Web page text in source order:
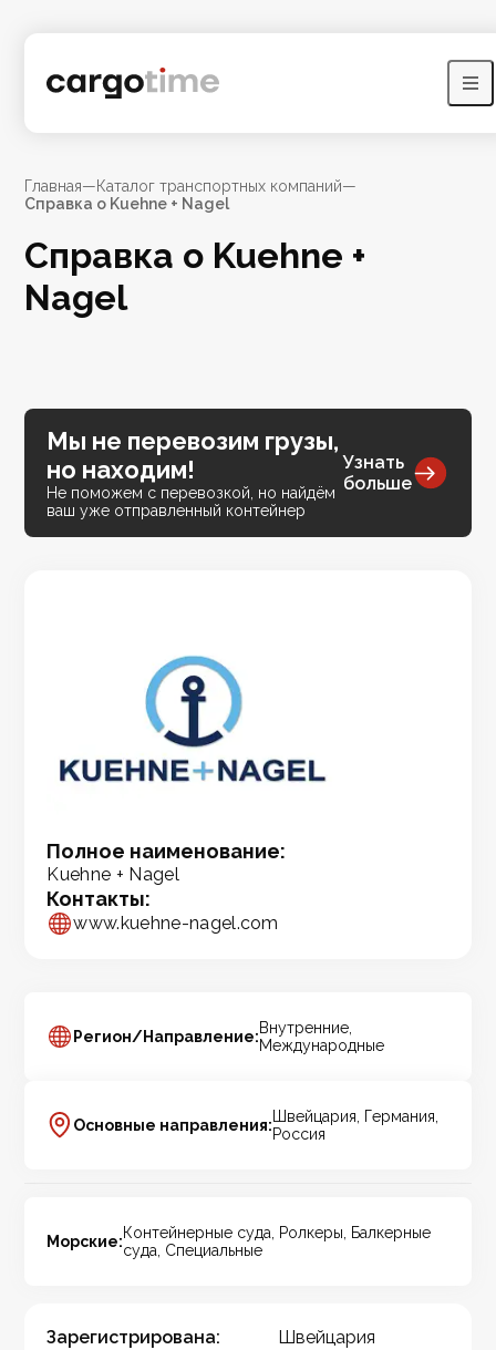
Главная—Каталог транспортных компаний—
Справка о Kuehne + Nagel
Справка о Kuehne +
Nagel
Полное наименование:
Kuehne + Nagel
Контакты:
www.kuehne-nagel.com
Мы не перевозим грузы,
но находим!
Не поможем с перевозкой, но найдём
ваш уже отправленный контейнер
Узнать
больше
Регион/Направление:Внутренние,
Международные
Основные направления:Швейцария, Германия,
Россия
Морские:Контейнерные суда, Ролкеры, Балкерные
суда, Специальные
Зарегистрирована:
Швейцария